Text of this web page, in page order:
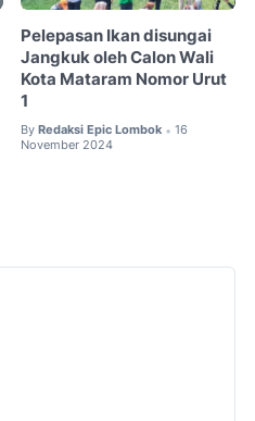
Pelepasan Ikan disungai
Jangkuk oleh Calon Wali
Kota Mataram Nomor Urut
1
By Redaksi Epic Lombok • 16
November 2024